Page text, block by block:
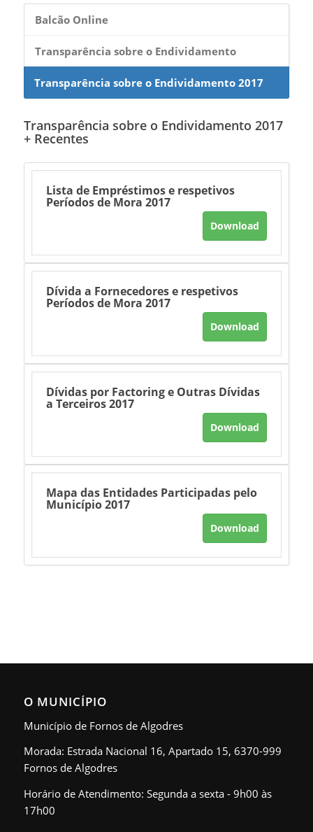
Balcão Online
Transparência sobre o Endividamento
Transparência sobre o Endividamento 2017
Transparência sobre o Endividamento 2017
+ Recentes
Lista de Empréstimos e respetivos
Períodos de Mora 2017
Download
Dívida a Fornecedores e respetivos
Períodos de Mora 2017
Download
Dívidas por Factoring e Outras Dívidas
a Terceiros 2017
Download
Mapa das Entidades Participadas pelo
Município 2017
Download
O MUNICÍPIO
Município de Fornos de Algodres
Morada: Estrada Nacional 16, Apartado 15, 6370-999
Fornos de Algodres
Horário de Atendimento: Segunda a sexta - 9h00 às
17h00